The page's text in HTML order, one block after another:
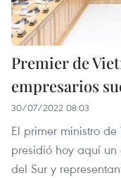
Premier de
empresarios
30/07/2022 08:03
El primer ministro
presidió hoy aquí
del Sur y